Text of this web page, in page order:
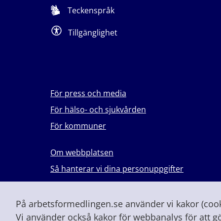
På arbetsformedlingen.se använder vi kakor
Vi använder också kakor för webbanalys för att
Teckenspråk
Tillgänglighet
För press och media
För hälso- och sjukvården
För kommuner
Om webbplatsen
Så hanterar vi dina personuppgifter
Lever du med våld i en nära relation?
Vid höjd beredskap och krig